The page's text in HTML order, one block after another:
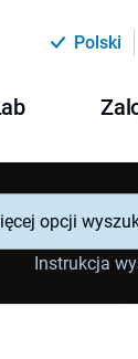
Polski
opcji
Instrukcja